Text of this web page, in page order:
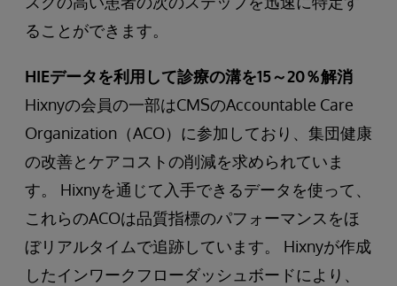
ることができます。
HIEデータを利用して診療の溝を15～20％解消
Hixnyの会員の一部はCMSのAccountable Care
Organization（ACO）に参加しており、集団健康
の改善とケアコストの削減を求められていま
す。 Hixnyを通じて入手できるデータを使って、
これらのACOは品質指標のパフォーマンスをほ
ぼリアルタイムで追跡しています。 Hixnyが作成
したインワークフローダッシュボードにより、